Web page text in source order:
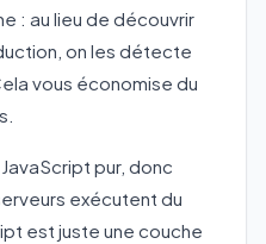
: au lieu de découvrir
on les détecte
vous économise du
pur, donc
exécutent du
est juste une couche